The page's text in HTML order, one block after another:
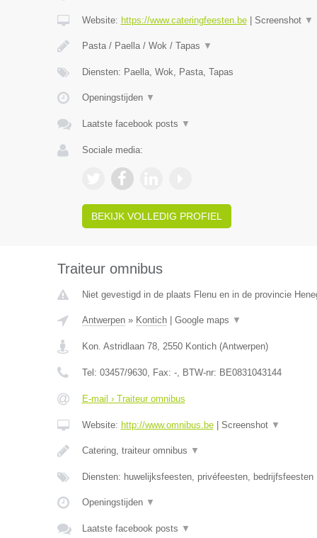
Website: https://www.cateringfeesten.be| Screenshot ▼
Pasta / Paella / Wok / Tapas ▼
Diensten: Paella, Wok, Pasta, Tapas
Openingstijden ▼
Laatste facebook posts ▼
Sociale media:
BEKIJK VOLLEDIG PROFIEL
Traiteur omnibus
Niet gevestigd in de plaats Flenu en in de provincie
Antwerpen» Kontich| Google maps ▼
Kon. Astridlaan 78, 2550 Kontich(Antwerpen)
Tel: 03457/9630, Fax: -, BTW-nr: BE0831043144
E-mail › Traiteur omnibus
Website: http://www.omnibus.be| Screenshot ▼
Catering, traiteur omnibus ▼
Diensten: huwelijksfeesten, privéfeesten, bedrijfsfeesten
Openingstijden ▼
Laatste facebook posts ▼